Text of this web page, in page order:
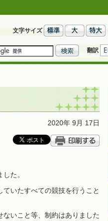
文字サイズ
翻訳
2020年 9月 17日
た。
いたすべての競技を行うこと
いこと等、制約はありました